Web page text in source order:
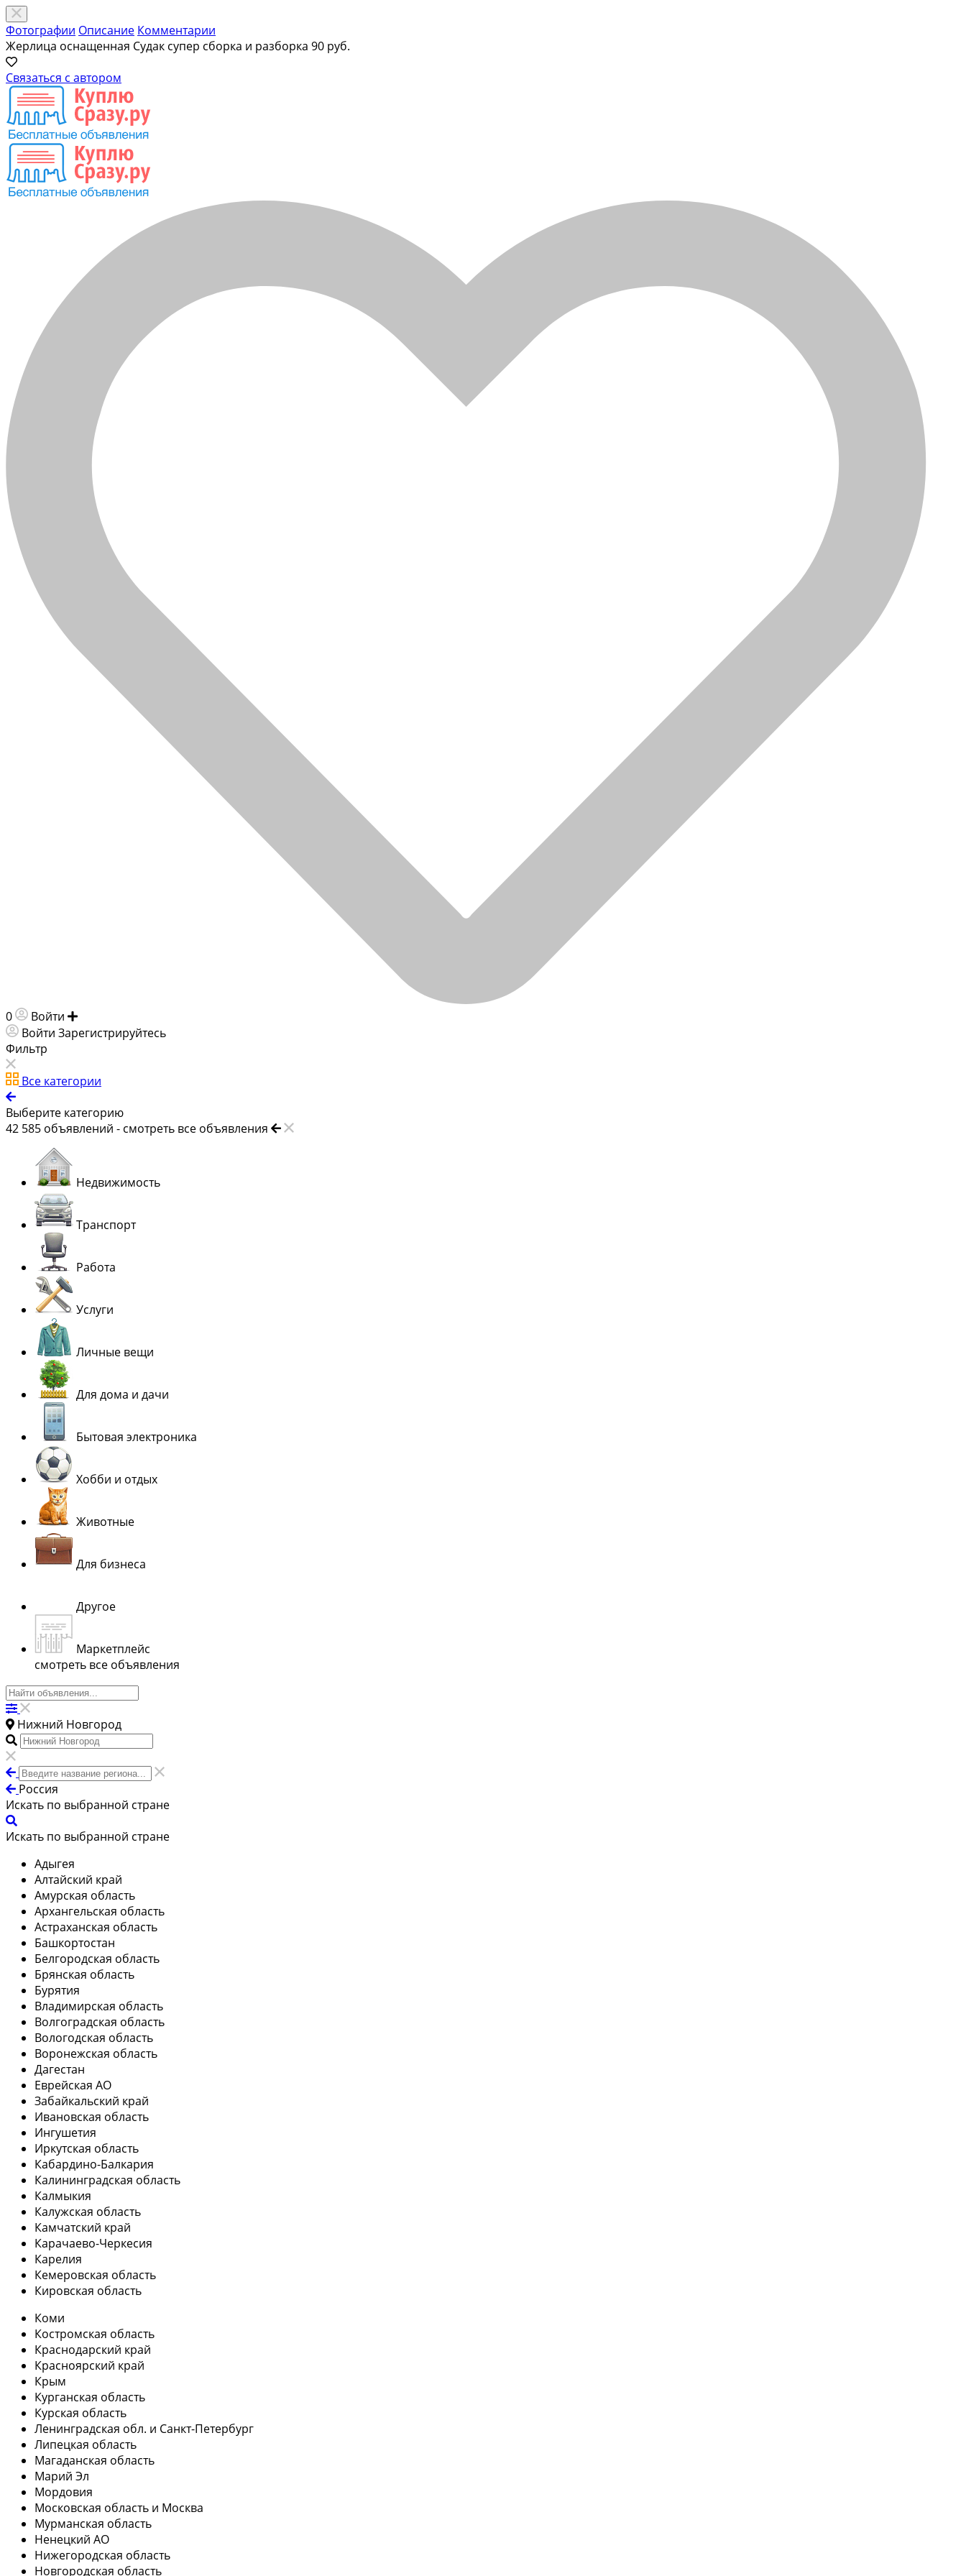
Фотографии Описание Комментарии
Жерлица оснащенная Судак супер сборка и разборка 90 руб.
Связаться с автором
0 Войти
Войти Зарегистрируйтесь
Фильтр
Все категории
Выберите категорию
42 585 объявлений - смотреть все объявления
Недвижимость
Транспорт
Работа
Услуги
Личные вещи
Для дома и дачи
Бытовая электроника
Хобби и отдых
Животные
Для бизнеса
Другое
Маркетплейс
смотреть все объявления
Нижний Новгород
Россия
Искать по выбранной стране
Искать по выбранной стране
Адыгея
Алтайский край
Амурская область
Архангельская область
Астраханская область
Башкортостан
Белгородская область
Брянская область
Бурятия
Владимирская область
Волгоградская область
Вологодская область
Воронежская область
Дагестан
Еврейская АО
Забайкальский край
Ивановская область
Ингушетия
Иркутская область
Кабардино-Балкария
Калининградская область
Калмыкия
Калужская область
Камчатский край
Карачаево-Черкесия
Карелия
Кемеровская область
Кировская область
Коми
Костромская область
Краснодарский край
Красноярский край
Крым
Курганская область
Курская область
Ленинградская обл. и Санкт-Петербург
Липецкая область
Магаданская область
Марий Эл
Мордовия
Московская область и Москва
Мурманская область
Ненецкий АО
Нижегородская область
Новгородская область